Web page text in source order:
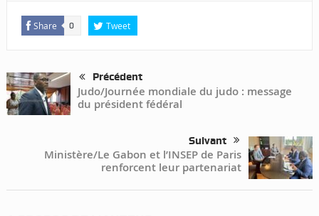
Share 0 Tweet
Précédent
Judo/Journée mondiale du judo : message
du président fédéral
Suivant
Ministère/Le Gabon et l’INSEP de Paris
renforcent leur partenariat